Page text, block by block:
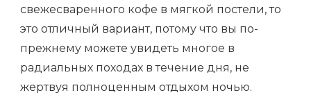
свежесваренного кофе в мягкой постели, то
это отличный вариант, потому что вы по-
прежнему можете увидеть многое в
радиальных походах в течение дня, не
жертвуя полноценным отдыхом ночью.